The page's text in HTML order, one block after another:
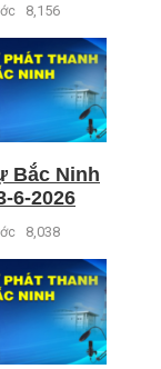
8,156
Bắc Ninh
6-2026
8,038